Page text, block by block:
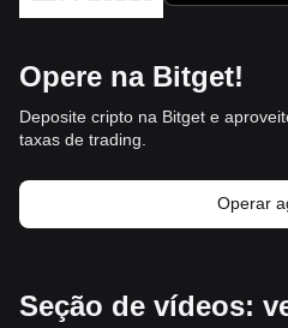
Opere na Bitget!
Deposite cripto na Bitget e
taxas de trading.
Operar
Seção de vídeos: